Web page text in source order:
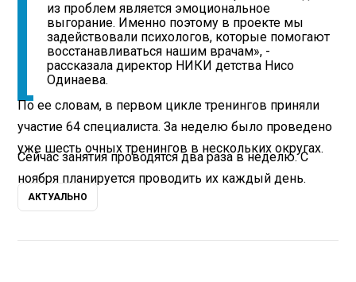
из проблем является эмоциональное
выгорание. Именно поэтому в проекте мы
задействовали психологов, которые помогают
восстанавливаться нашим врачам», -
рассказала директор НИКИ детства Нисо
Одинаева.
По ее словам, в первом цикле тренингов приняли
участие 64 специалиста. За неделю было проведено
уже шесть очных тренингов в нескольких округах.
Сейчас занятия проводятся два раза в неделю. С
ноября планируется проводить их каждый день.
АКТУАЛЬНО